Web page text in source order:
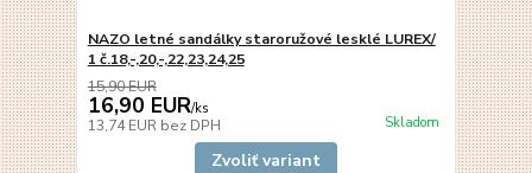
NAZO letné sandálky staroružové lesklé LUREX/
1 č.18,-,20,-,22,23,24,25
15,90 EUR
16,90 EUR/ks
13,74 EUR bez DPH Skladom
Zvoliť variant